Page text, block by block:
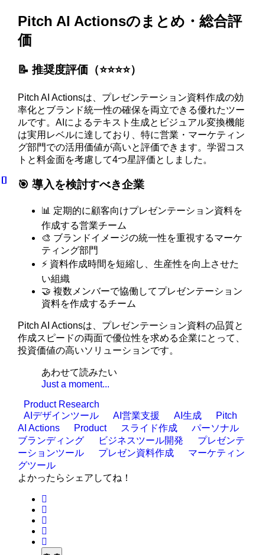
Pitch AI Actionsのまとめ・総合評
価
📝 推奨度評価（⭐️⭐️⭐️⭐️）
Pitch AI Actionsは、プレゼンテーション資料作成の効
率化とブランド統一性の確保を両立できる優れたツー
ルです。AIによるテキスト生成とビジュアル変換機能
は実用レベルに達しており、特に営業・マーケティン
グ部門での活用価値が高いと評価できます。学習コス
トと料金面を考慮して4つ星評価としました。
🎯 導入を検討すべき企業
📊 定期的に顧客向けプレゼンテーション資料を
作成する営業チーム
🎨 ブランドイメージの統一性を重視するマーケ
ティング部門
⚡ 資料作成時間を短縮し、生産性を向上させた
い組織
🤝 複数メンバーで協働してプレゼンテーション
資料を作成するチーム
Pitch AI Actionsは、プレゼンテーション資料の品質と
作成スピードの両面で優位性を求める企業にとって、
投資価値の高いソリューションです。
あわせて読みたい
Just a moment...
Product Research
AIデザインツール
AI営業支援 AI生成
Pitch
AI Actions
Product スライド作成
パーソナル
ブランディング
ビジネスツール開発
プレゼンテ
ーションツール
プレゼン資料作成
マーケティン
グツール
よかったらシェアしてね！